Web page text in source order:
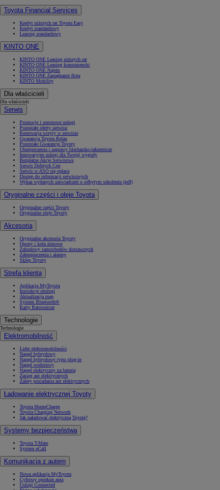
Toyota Financial Services
Kredyt niższych rat Toyota Easy
Kredyt standardowy
Leasing standardowy
KINTO ONE
KINTO ONE Leasing niższych rat
KINTO ONE Leasing konsumencki
KINTO ONE Najem
KINTO ONE Zarządzanie flotą
KINTO Mobility
Dla właścicieli
Dla właścicieli
Serwis
Promocje i sezonowe usługi
Pozostałe oferty serwisu
Rezerwacja wizyty w serwisie
Gwarancja Toyota Relax
Pozostałe Gwarancje Toyoty
Ubezpieczenia i naprawy blacharsko-lakiernicze
Innowacyjne usługi dla Twojej wygody
Bezpłatne Akcje Serwisowe
Serwis Dobrych Cen
Serwis w ASO się opłaca
Dostęp do informacji serwisowych
Wykaz wydanych zaświadczeń o odbytym szkoleniu (pdf)
Oryginalne części i oleje Toyota
Oryginalne części Toyoty
Oryginalne oleje Toyoty
Akcesoria
Oryginalne akcesoria Toyoty
Opony i koła zimowe
Zabudowy samochodów dostawczych
Zabezpieczenia i alarmy
Sklep Toyoty
Strefa klienta
Aplikacja MyToyota
Instrukcje obsługi
Aktualizacja map
System Bluetooth®
Karty Ratownicze
Technologie
Technologie
Elektromobilność
Lider elektromobilności
Napęd hybrydowy
Napęd hybrydowy typu plug-in
Napęd wodorowy
Napęd elektryczny na baterię
Zasięg aut elektrycznych
Zalety posiadania aut elektrycznych
Ładowanie elektrycznej Toyoty
Toyota HomeCharge
Toyota Charging Network
Jak naładować elektryczną Toyotę?
Systemy bezpieczeństwa
Toyota T-Mate
System eCall
Komunikacja z autem
Nowa aplikacja MyToyota
Cyfrowy opiekun auta
Usługi Connected